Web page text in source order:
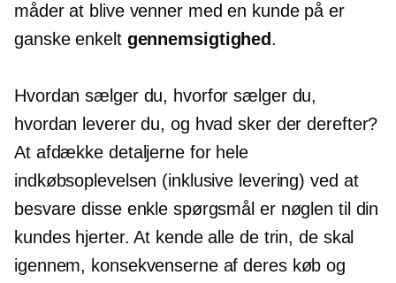
måder at blive venner med en kunde på er
ganske enkelt gennemsigtighed.
Hvordan sælger du, hvorfor sælger du,
hvordan leverer du, og hvad sker der derefter?
At afdække detaljerne for hele
indkøbsoplevelsen (inklusive levering) ved at
besvare disse enkle spørgsmål er nøglen til din
kundes hjerter. At kende alle de trin, de skal
igennem, konsekvenserne af deres køb og